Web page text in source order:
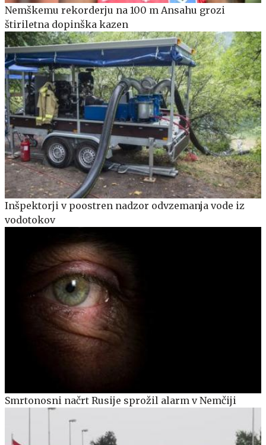
Nemškemu rekorderju na 100 m Ansahu grozi
štiriletna dopinška kazen
Inšpektorji v poostren nadzor odvzemanja vode iz
vodotokov
Smrtonosni načrt Rusije sprožil alarm v Nemčiji